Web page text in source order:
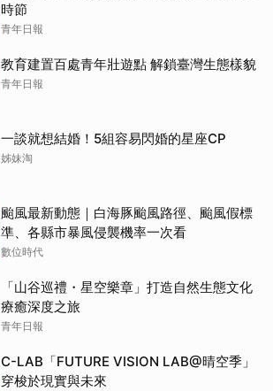
時節
青年日報
教育建置百處青年壯遊點 解鎖臺灣生態樣貌
青年日報
一談就想結婚！5組容易閃婚的星座CP
姊妹淘
颱風最新動態｜白海豚颱風路徑、颱風假標
準、各縣市暴風侵襲機率一次看
數位時代
「山谷巡禮・星空樂章」打造自然生態文化
療癒深度之旅
青年日報
C-LAB「FUTURE VISION LAB@晴空季」
穿梭於現實與未來